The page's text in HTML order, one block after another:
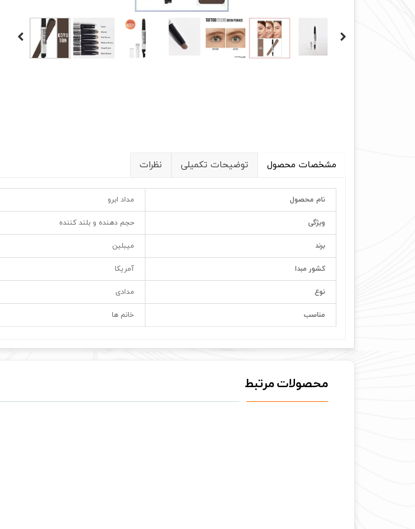
مشخصات محصول توضیحات تکمیلی نظرات
نام محصول مداد ابرو
ویژگی حجم دهنده و بلند کننده
برند میبلین
کشور مبدا آمریکا
نوع مدادی
مناسب خانم ها
محصولات مرتبط